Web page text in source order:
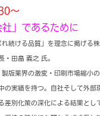
～
社」であるために
続ける品質」を理念に掲げる
・田畠 義之 氏。
版業界の激変・印刷市場縮小
の実績を持つ。自社そして外部
差別化策の深化による結果とし